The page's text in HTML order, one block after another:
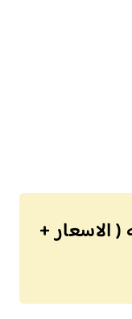
الاسعار +